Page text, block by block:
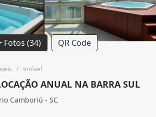
Fotos (34) QR Code
/ Imóvel
ANUAL NA BARRA SUL
Camboriú - SC